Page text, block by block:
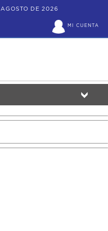
DE 2026
MI CUENTA